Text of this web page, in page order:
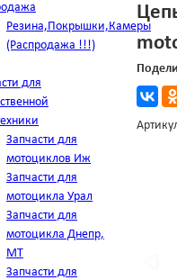
Резина,Покрышки,Камеры
(Распродажа !!!)
для
Запчасти для
мотоциклов Иж
Запчасти для
мотоцикла Урал
Запчасти для
мотоцикла Днепр,
МТ
Запчасти для